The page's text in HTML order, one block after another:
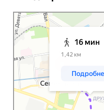
Москва
Яндекс Карты